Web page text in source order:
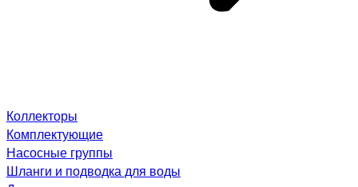
Коллекторы
Комплектующие
Насосные группы
Шланги и подводка для воды